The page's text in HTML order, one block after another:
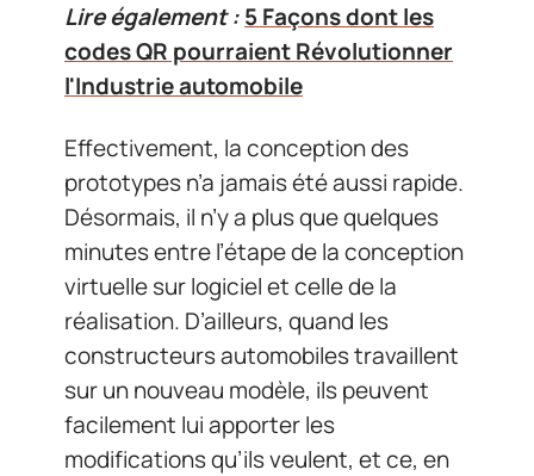
Lire également :5 Façons dont les
codes QR pourraient Révolutionner
l'Industrie automobile
Effectivement, la conception des
prototypes n’a jamais été aussi rapide.
Désormais, il n’y a plus que quelques
minutes entre l’étape de la conception
virtuelle sur logiciel et celle de la
réalisation. D’ailleurs, quand les
constructeurs automobiles travaillent
sur un nouveau modèle, ils peuvent
facilement lui apporter les
modifications qu’ils veulent, et ce, en